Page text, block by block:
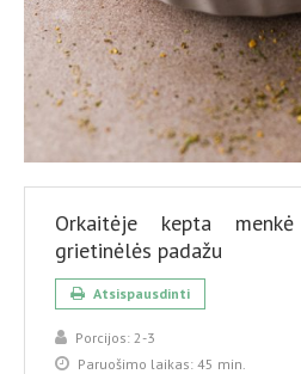
Orkaitėje kepta
grietinėlės padažu
Atsispausdinti
Porcijos: 2-3
Paruošimo laikas: 45 min.